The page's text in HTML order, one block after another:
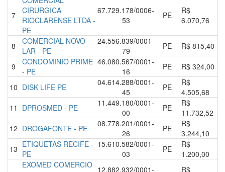
7
CIRURGICA
RIOCLARENSE LTDA -
PE
67.729.178/0006-
53
PE
R$
6.070,76
8
COMERCIAL NOVO
LAR - PE
24.556.839/0001-
79
PE R$ 815,40
9
CONDOMINIO PRIME
- PE
46.080.567/0001-
16
PE R$ 324,00
10 DISK LIFE PE
04.614.288/0001-
45
PE
R$
4.505,68
11
DPROSMED - PE
11.449.180/0001-
00
PE
R$
11.732,52
12 DROGAFONTE - PE
08.778.201/0001-
26
PE
R$
3.244,10
13 ETIQUETAS RECIFE -
PE
15.610.582/0001-
03
PE
R$
1.200,00
EXOMED COMERCIO 12.882.932/0001-
R$